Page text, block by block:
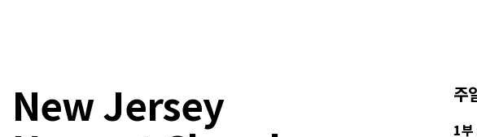
New Jersey 주
1부